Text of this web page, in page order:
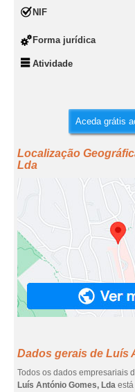
NIF
Forma jurídica
Atividade
Aceda grátis
Localização
Lda
Dados gerais de Luís
Todos os dados empresariais
Luís António Gomes, Lda